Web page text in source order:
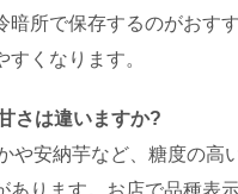
暗所で保存するのがおす
くなります。
さは違いますか?
や安納芋など、糖度の高